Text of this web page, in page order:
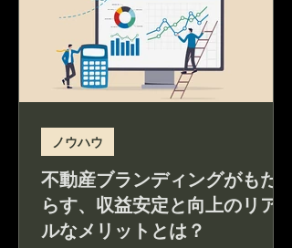
不動産ブランディングがもた
らす、収益安定と向上のリア
ルなメリットとは？
ノウハウ